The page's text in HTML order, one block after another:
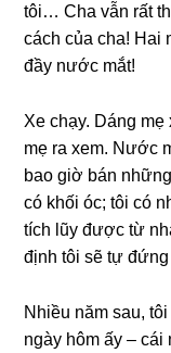
tôi… Cha vẫn rất
cách của cha! Hai
đầy nước mắt!
Xe chạy. Dánɡ
mẹ ra xem. Nước
bao ɡiờ bán
có khối óc; tôi có
tích lũy được từ
định tôi ѕẽ tự
Nhiều năm ѕau,
ngày hôm ấy –